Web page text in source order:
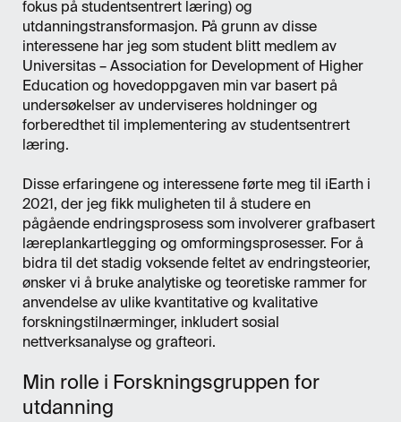
fokus på studentsentrert læring) og
utdanningstransformasjon. På grunn av disse
interessene har jeg som student blitt medlem av
Universitas – Association for Development of Higher
Education og hovedoppgaven min var basert på
undersøkelser av underviseres holdninger og
forberedthet til implementering av studentsentrert
læring.
Disse erfaringene og interessene førte meg til iEarth i
2021, der jeg fikk muligheten til å studere en
pågående endringsprosess som involverer grafbasert
læreplankartlegging og omformingsprosesser. For å
bidra til det stadig voksende feltet av endringsteorier,
ønsker vi å bruke analytiske og teoretiske rammer for
anvendelse av ulike kvantitative og kvalitative
forskningstilnærminger, inkludert sosial
nettverksanalyse og grafteori.
Min rolle i Forskningsgruppen for
utdanning